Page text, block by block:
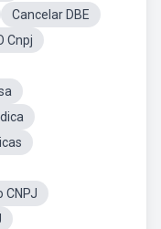
Cancelar DBE
Cnpj
CNPJ